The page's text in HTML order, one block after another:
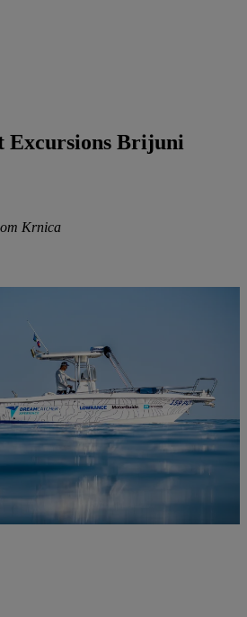
Excursions Brijuni
Krnica